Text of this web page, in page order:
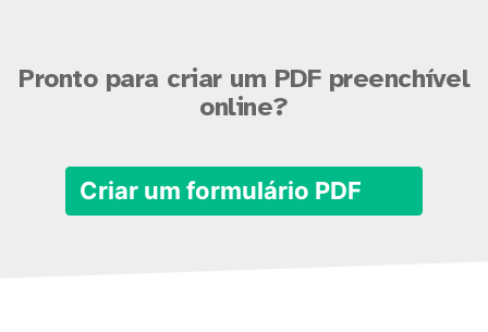
Pronto para criar um PDF preenchível
online?
Criar um formulário PDF